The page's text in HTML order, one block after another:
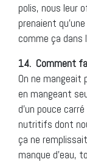
polis, nous leur
prenaient
comme ça
14. Comment
On ne mangeait
en mangeant
d’un pouce
nutritifs dont
ça ne
manque d’eau,